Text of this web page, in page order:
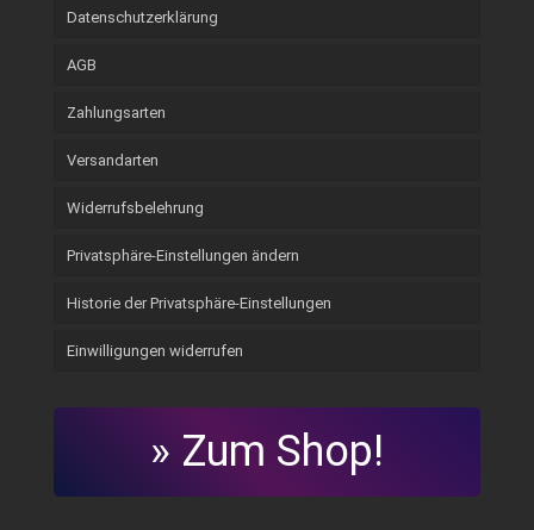
Datenschutzerklärung
AGB
Zahlungsarten
Versandarten
Widerrufsbelehrung
Privatsphäre-Einstellungen ändern
Historie der Privatsphäre-Einstellungen
Einwilligungen widerrufen
» Zum Shop!